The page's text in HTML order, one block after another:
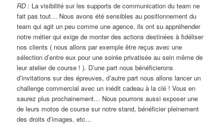
RD : La visibilité sur les supports de communication du team ne
fait pas tout… Nous avons été sensibles au positionnement du
team qui agit un peu comme une agence, ils ont su appréhender
notre métier qui exige de monter des actions destinées à fidéliser
nos clients ( nous allons par exemple être reçus avec une
sélection d’entre eux pour une soirée privatisée au sein même de
leur atelier de course ! ). D’une part nous bénéficierons
d’invitations sur des épreuves, d’autre part nous allons lancer un
challenge commercial avec un inédit cadeau à la clé ! Vous en
saurez plus prochainement… Nous pourrons aussi exposer une
de leurs motos de course sur notre stand, bénéficier pleinement
des droits d’images, etc…